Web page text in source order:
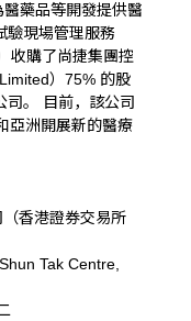
藥品等開發提供醫
驗現場管理服務
收購了尚捷集團控
）75% 的股
司。 目前，該公司
亞洲開展新的醫療
香港證券交易所
Tak Centre,